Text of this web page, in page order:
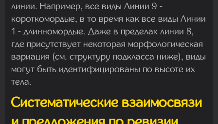
линии. Например, все виды Линии 9 -
короткомордые, в то время как все виды Линии
1 - длинномордые. Даже в пределах линии 8,
где присутствует некоторая морфологическая
вариация (см. структуру подкласса ниже), виды
могут быть идентифицированы по высоте их
тела.
Систематические взаимосвязи